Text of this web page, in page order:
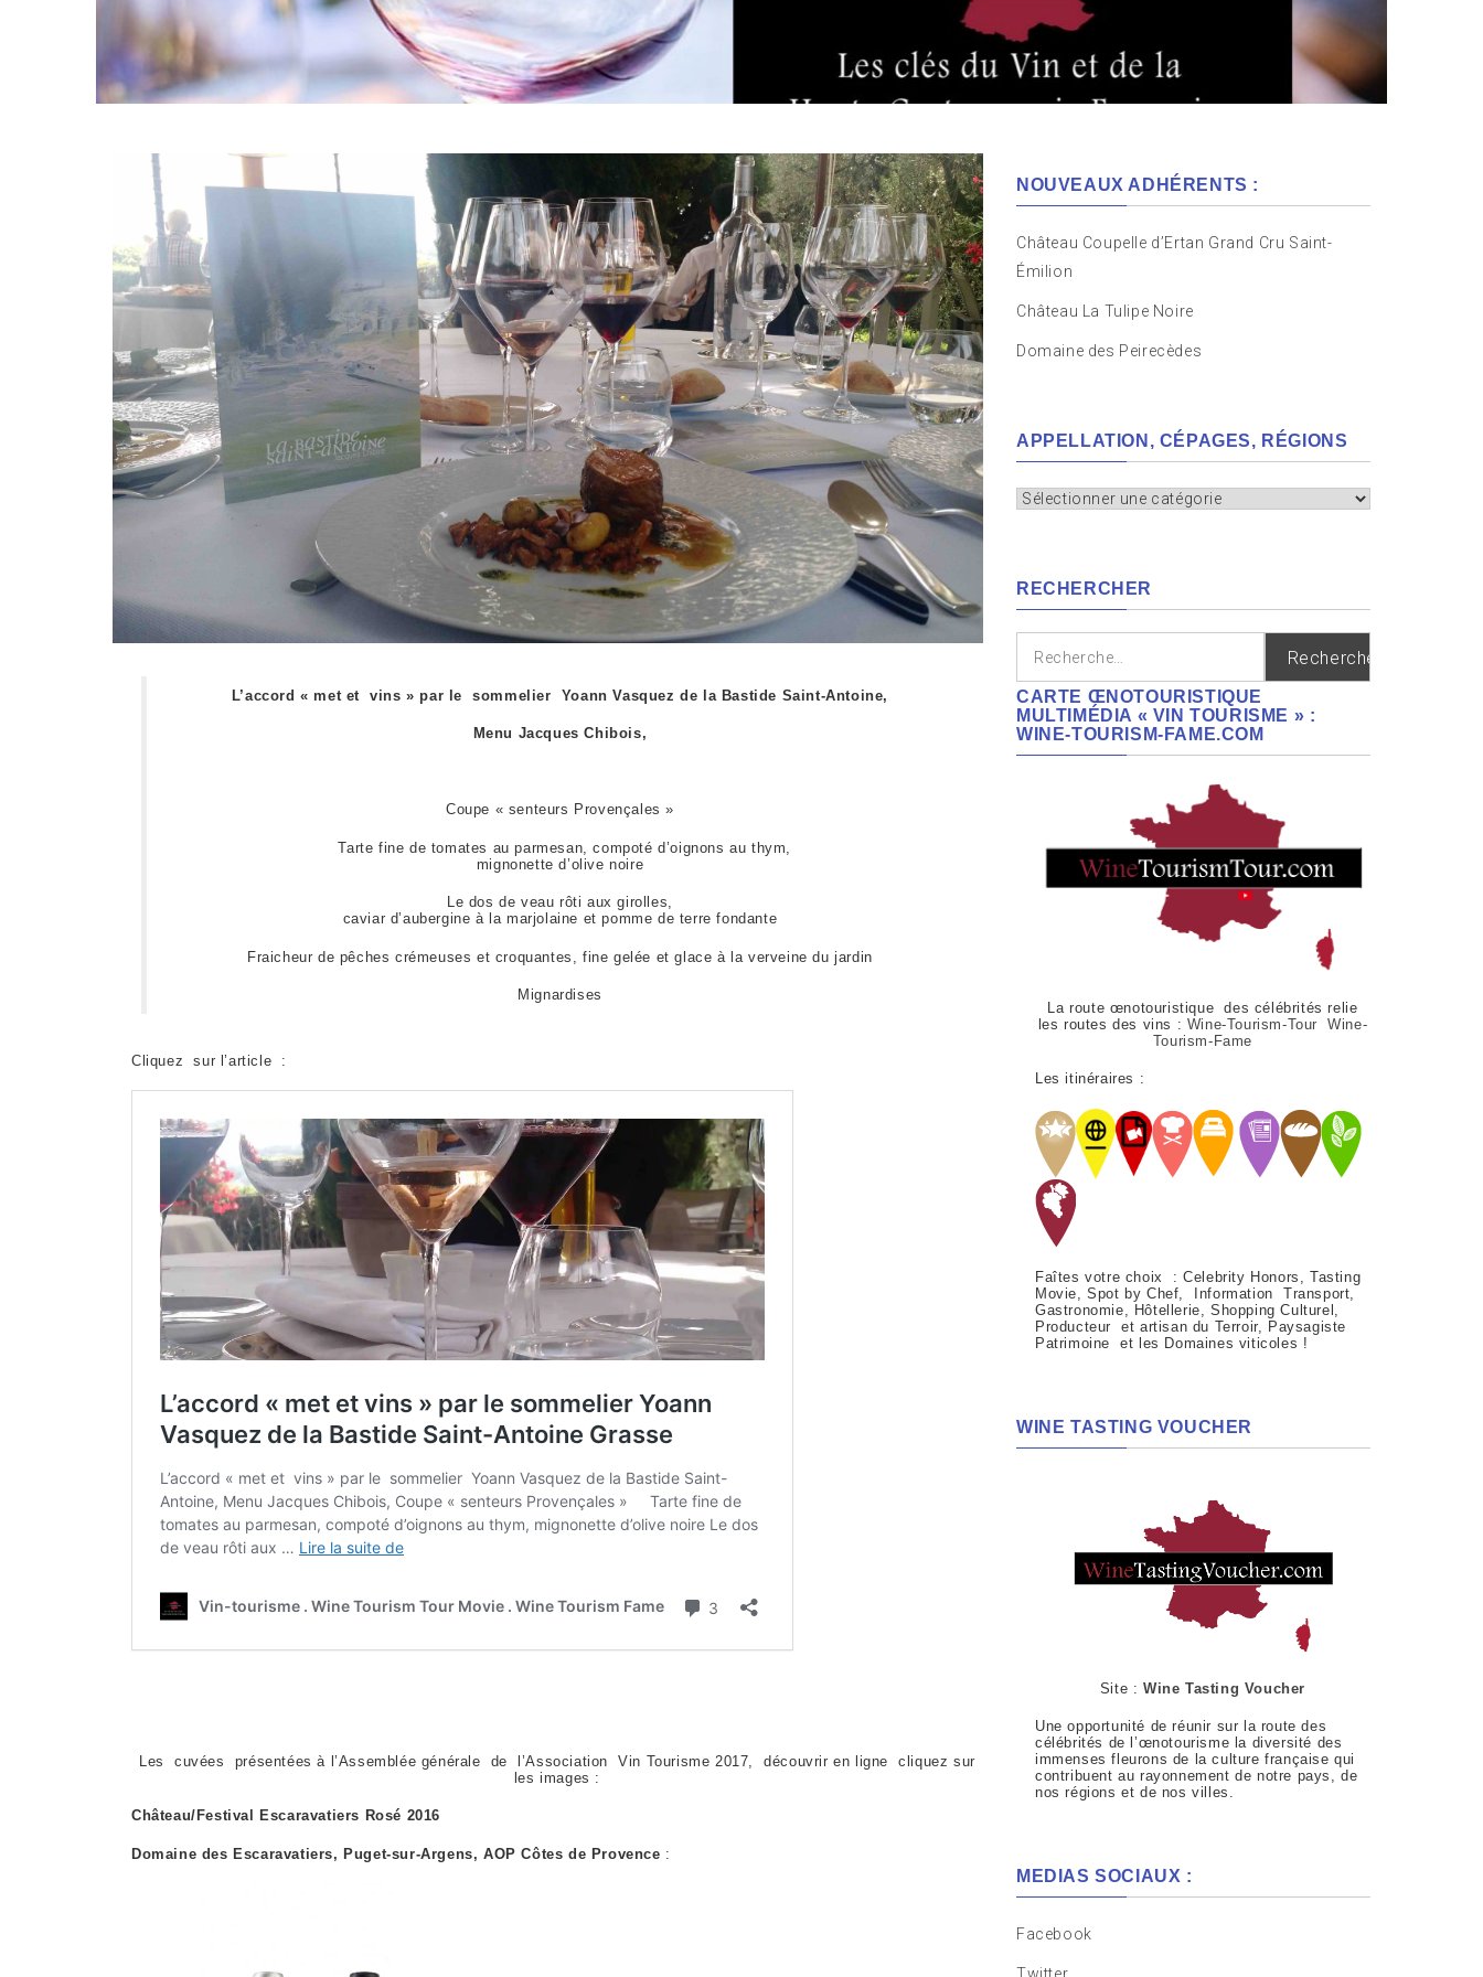
L’accord « met et vins » par le sommelier Yoann Vasquez de la Bastide Saint-Antoine,
Menu Jacques Chibois,
Coupe « senteurs Provençales »
Tarte fine de tomates au parmesan, compoté d’oignons au thym,
mignonette d’olive noire
Le dos de veau rôti aux girolles,
caviar d’aubergine à la marjolaine et pomme de terre fondante
Fraicheur de pêches crémeuses et croquantes, fine gelée et glace à la verveine du jardin
Mignardises
Cliquez sur l’article :
Les cuvées présentées à l’Assemblée générale de l’Association Vin Tourisme 2017, découvrir en ligne cliquez sur
les images :
Château/Festival Escaravatiers Rosé 2016
Domaine des Escaravatiers, Puget-sur-Argens, AOP Côtes de Provence :
NOUVEAUX ADHÉRENTS :
Château Coupelle d’Ertan Grand Cru Saint-
Émilion
Château La Tulipe Noire
Domaine des Peirecèdes
APPELLATION, CÉPAGES, RÉGIONS
Appellation,
RECHERCHER
CARTE ŒNOTOURISTIQUE
MULTIMÉDIA « VIN TOURISME » :
WINE-TOURISM-FAME.COM
La route œnotouristique des célébrités relie
les routes des vins : Wine-Tourism-Tour Wine-
Tourism-Fame
Les itinéraires :
Faîtes votre choix : Celebrity Honors, Tasting
Movie, Spot by Chef, Information Transport,
Gastronomie, Hôtellerie, Shopping Culturel,
Producteur et artisan du Terroir, Paysagiste
Patrimoine et les Domaines viticoles !
WINE TASTING VOUCHER
Site :Wine Tasting Voucher
Une opportunité de réunir sur la route des
célébrités de l’œnotourisme la diversité des
immenses fleurons de la culture française qui
contribuent au rayonnement de notre pays, de
nos régions et de nos villes.
MEDIAS SOCIAUX :
Facebook